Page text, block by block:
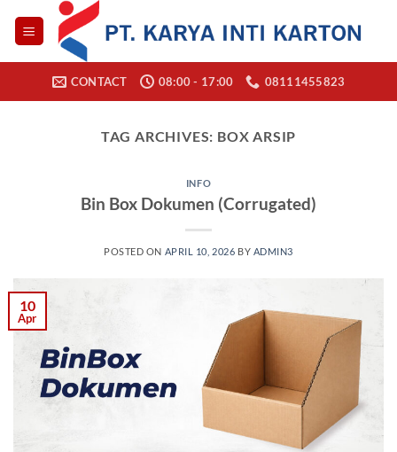
CONTACT 08:00 - 17:00 08111455823
TAG ARCHIVES: BOX ARSIP
INFO
Bin Box Dokumen (Corrugated)
POSTED ON APRIL 10, 2026 BY ADMIN3
10
Apr